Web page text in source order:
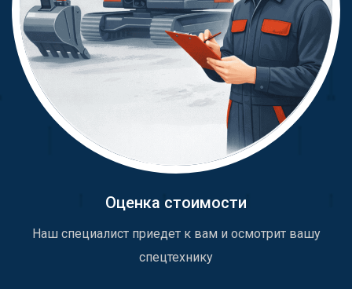
Оценка стоимости
Наш специалист приедет к вам и осмотрит вашу
спецтехнику